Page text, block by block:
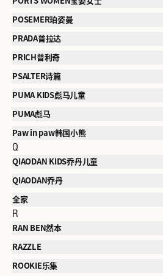
POSEMER珀姿曼
PRADA普拉达
PRICH普利奇
PSALTER诗篇
PUMA KIDS彪马儿童
PUMA彪马
Paw in paw韩国小熊
Q
QIAODAN KIDS乔丹儿童
QIAODAN乔丹
全家
R
RAN BEN然本
RAZZLE
ROOKIE乐集